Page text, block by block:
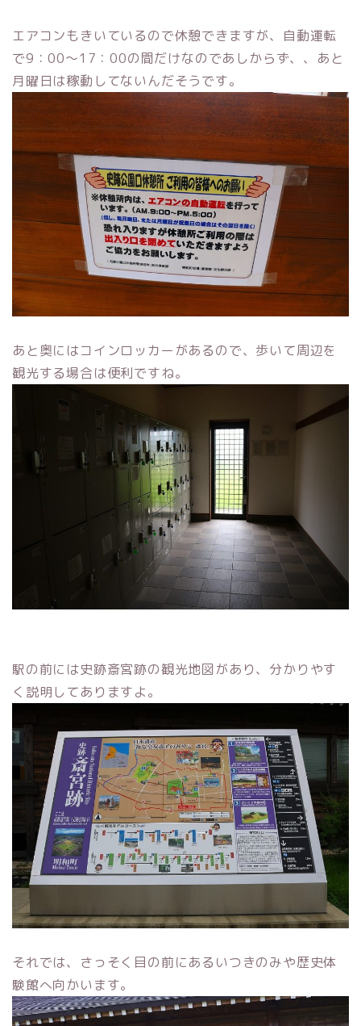
エアコンもきいているので休憩できますが、自動運転
で9：00～17：00の間だけなのであしからず、、あと
月曜日は稼動してないんだそうです。
あと奥にはコインロッカーがあるので、歩いて周辺を
観光する場合は便利ですね。
駅の前には史跡斎宮跡の観光地図があり、分かりやす
く説明してありますよ。
それでは、さっそく目の前にあるいつきのみや歴史体
験館へ向かいます。